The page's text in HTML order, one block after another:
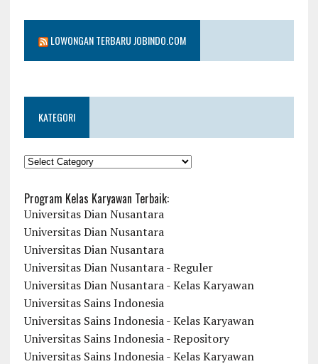
LOWONGAN TERBARU JOBINDO.COM
KATEGORI
KATEGORI
Program Kelas Karyawan Terbaik:
Universitas Dian Nusantara
Universitas Dian Nusantara
Universitas Dian Nusantara
Universitas Dian Nusantara - Reguler
Universitas Dian Nusantara - Kelas Karyawan
Universitas Sains Indonesia
Universitas Sains Indonesia - Kelas Karyawan
Universitas Sains Indonesia - Repository
Universitas Sains Indonesia - Kelas Karyawan